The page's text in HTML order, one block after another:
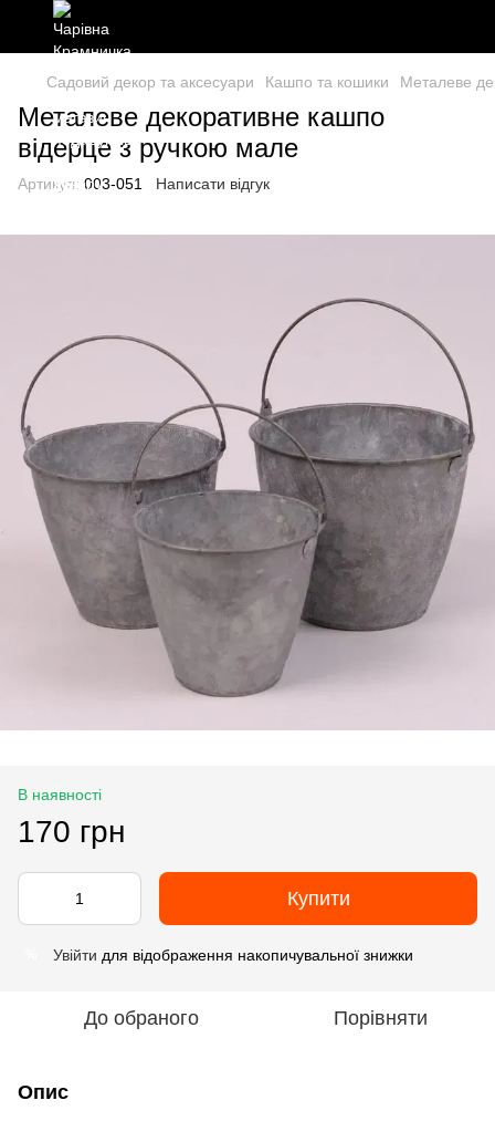
Садовий декор та аксесуари Кашпо та кошики Металеве
Металеве декоративне кашпо
відерце з ручкою мале
Артикул: 003-051 Написати відгук
В наявності
170 грн
Купити
Увійти для відображення накопичувальної знижки
До обраного Порівняти
Опис